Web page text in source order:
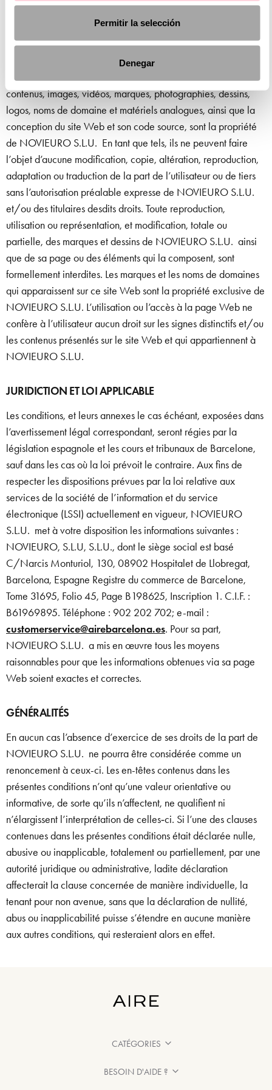
Permitir la selección
Denegar
mandat judiciaire correspondant.
Les marques et dessins visibles sur ce portail, et tous les
contenus, images, vidéos, marques, photographies, dessins,
logos, noms de domaine et matériels analogues, ainsi que la
conception du site Web et son code source, sont la propriété
de NOVIEURO S.L.U. En tant que tels, ils ne peuvent faire
l’objet d’aucune modification, copie, altération, reproduction,
adaptation ou traduction de la part de l’utilisateur ou de tiers
sans l’autorisation préalable expresse de NOVIEURO S.L.U.
et/ou des titulaires desdits droits. Toute reproduction,
utilisation ou représentation, et modification, totale ou
partielle, des marques et dessins de NOVIEURO S.L.U. ainsi
que de sa page ou des éléments qui la composent, sont
formellement interdites. Les marques et les noms de domaines
qui apparaissent sur ce site Web sont la propriété exclusive de
NOVIEURO S.L.U. L’utilisation ou l’accès à la page Web ne
confère à l’utilisateur aucun droit sur les signes distinctifs et/ou
les contenus présentés sur le site Web et qui appartiennent à
NOVIEURO S.L.U.
JURIDICTION ET LOI APPLICABLE
Les conditions, et leurs annexes le cas échéant, exposées dans
l’avertissement légal correspondant, seront régies par la
législation espagnole et les cours et tribunaux de Barcelone,
sauf dans les cas où la loi prévoit le contraire. Aux fins de
respecter les dispositions prévues par la loi relative aux
services de la société de l’information et du service
électronique (LSSI) actuellement en vigueur, NOVIEURO
S.L.U. met à votre disposition les informations suivantes :
NOVIEURO, S.L.U, S.L.U., dont le siège social est basé
C/Narcis Monturiol, 130, 08902 Hospitalet de Llobregat,
Barcelona, Espagne Registre du commerce de Barcelone,
Tome 31695, Folio 45, Page B198625, Inscription 1. C.I.F. :
B61969895. Téléphone : 902 202 702; e-mail :
customerservice@airebarcelona.es. Pour sa part,
NOVIEURO S.L.U. a mis en œuvre tous les moyens
raisonnables pour que les informations obtenues via sa page
Web soient exactes et correctes.
GÉNÉRALITÉS
En aucun cas l’absence d’exercice de ses droits de la part de
NOVIEURO S.L.U. ne pourra être considérée comme un
renoncement à ceux-ci. Les en-têtes contenus dans les
présentes conditions n’ont qu’une valeur orientative ou
informative, de sorte qu’ils n’affectent, ne qualifient ni
n’élargissent l’interprétation de celles‑ci. Si l’une des clauses
contenues dans les présentes conditions était déclarée nulle,
abusive ou inapplicable, totalement ou partiellement, par une
autorité juridique ou administrative, ladite déclaration
affecterait la clause concernée de manière individuelle, la
tenant pour non avenue, sans que la déclaration de nullité,
abus ou inapplicabilité puisse s’étendre en aucune manière
aux autres conditions, qui resteraient alors en effet.
CATÉGORIES
BESOIN D'AIDE ?